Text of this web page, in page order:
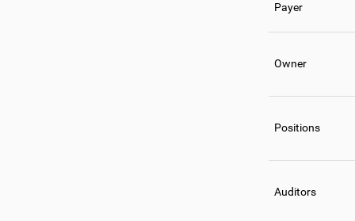
Payer
Owner
Positions
Auditors